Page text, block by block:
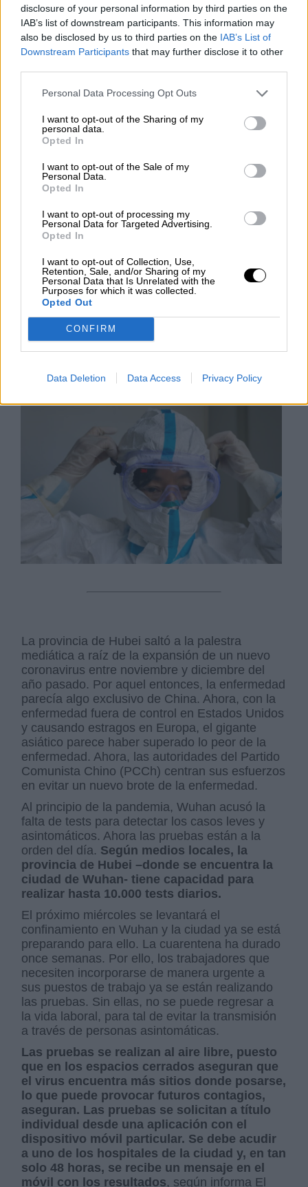
disclosure of your personal information by third parties on the
IAB’s list of downstream participants. This information may
also be disclosed by us to third parties on the IAB’s List of
Downstream Participants that may further disclose it to other
Personal Data Processing Opt Outs
I want to opt-out of the Sharing of my
personal data.
Opted In
I want to opt-out of the Sale of my
Personal Data.
Opted In
I want to opt-out of processing my
Personal Data for Targeted Advertising.
Opted In
I want to opt-out of Collection, Use,
Retention, Sale, and/or Sharing of my
Personal Data that Is Unrelated with the
Purposes for which it was collected.
Opted Out
CONFIRM
Data Deletion Data Access Privacy Policy
NOTICIAS MAS VISTAS
LOCO MUNDO SALUD,CONSUMO, BIENESTAR
Wuhan realiza pruebas en plena calle
para confinar el virus
El primer foco de infección mundial del
Con tan solo 644 casos hospitalizados, la ciudad
china parece haber pasado la enfermedad. Sin
embargo, las autoridades siguen temiendo un
repunte al volver a la normalidad, por lo que las
Mas artículos del mismo autor/a
LUNES, 06 ABRIL 2020
La provincia de Hubei saltó a la palestra
mediática a raíz de la expansión de un nuevo
coronavirus entre noviembre y diciembre del
año pasado. Por aquel entonces, la enfermedad
parecía algo exclusivo de China. Ahora, con la
enfermedad fuera de control en Estados Unidos
y causando estragos en Europa, el gigante
asiático parece haber superado lo peor de la
enfermedad. Ahora, las autoridades del Partido
Comunista Chino (PCCh) centran sus esfuerzos
en evitar un nuevo brote de la enfermedad.
Al principio de la pandemia, Wuhan acusó la
falta de tests para detectar los casos leves y
asintomáticos. Ahora las pruebas están a la
orden del día. Según medios locales, la
provincia de Hubei –donde se encuentra la
ciudad de Wuhan- tiene capacidad para
realizar hasta 10.000 tests diarios.
El próximo miércoles se levantará el
confinamiento en Wuhan y la ciudad ya se está
preparando para ello. La cuarentena ha durado
once semanas. Por ello, los trabajadores que
necesiten incorporarse de manera urgente a
sus puestos de trabajo ya se están realizando
las pruebas. Sin ellas, no se puede regresar a
la vida laboral, para tal de evitar la transmisión
a través de personas asintomáticas.
Las pruebas se realizan al aire libre, puesto
que en los espacios cerrados aseguran que
el virus encuentra más sitios donde posarse,
lo que puede provocar futuros contagios,
aseguran. Las pruebas se solicitan a título
individual desde una aplicación con el
dispositivo móvil particular. Se debe acudir
a uno de los hospitales de la ciudad y, en tan
solo 48 horas, se recibe un mensaje en el
móvil con los resultados, según informa El